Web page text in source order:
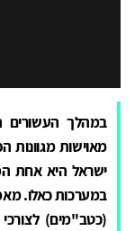
במהלך העשורים
מאוישות מגוונות
ישראל היא אחת
במערכות כאלו.
(כטב"מים) לצורכי